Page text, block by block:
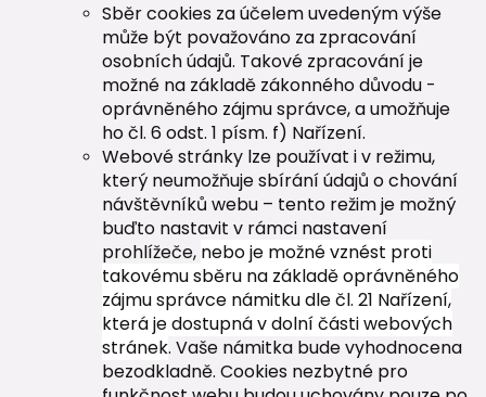
Sběr cookies za účelem uvedeným výše
může být považováno za zpracování
osobních údajů. Takové zpracování je
možné na základě zákonného důvodu -
oprávněného zájmu správce, a umožňuje
ho čl. 6 odst. 1 písm. f) Nařízení.
Webové stránky lze používat i v režimu,
který neumožňuje sbírání údajů o chování
návštěvníků webu – tento režim je možný
buďto nastavit v rámci nastavení
prohlížeče, nebo je možné vznést proti
takovému sběru na základě oprávněného
zájmu správce námitku dle čl. 21 Nařízení,
která je dostupná v dolní části webových
stránek. Vaše námitka bude vyhodnocena
bezodkladně. Cookies nezbytné pro